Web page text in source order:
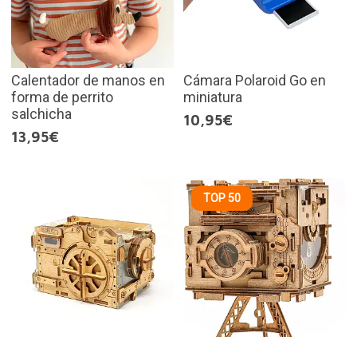
Calentador de manos en
forma de perrito
salchicha
13,95€
Cámara Polaroid Go en
miniatura
10,95€
TOP 50